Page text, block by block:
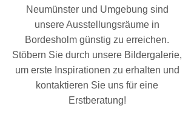
Neumünster und Umgebung sind
unsere Ausstellungsräume in
Bordesholm günstig zu erreichen.
Stöbern Sie durch unsere Bildergalerie,
um erste Inspirationen zu erhalten und
kontaktieren Sie uns für eine
Erstberatung!